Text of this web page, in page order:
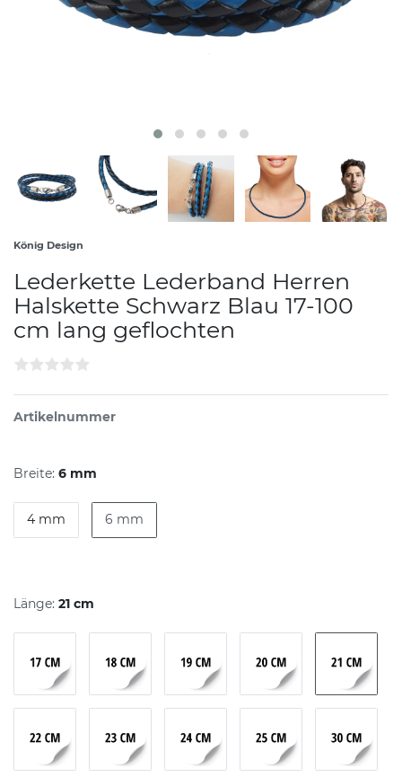
König Design
Lederkette Lederband Herren
Halskette Schwarz Blau 17-100
cm lang geflochten
Artikelnummer
Breite: 6 mm
4 mm 6 mm
Länge: 21 cm